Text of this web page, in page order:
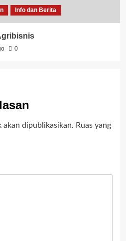
Info dan Berita
0
akan dipublikasikan. Ruas yang